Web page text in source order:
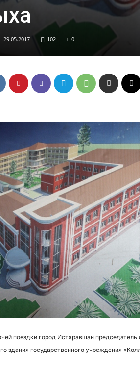
29.05.2017 102 0
поездки город Истаравшан
здания государственного учреждения